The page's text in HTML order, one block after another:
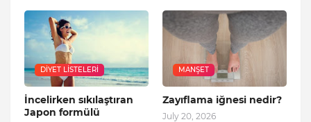
DIYET LISTELERI
İncelirken sıkılaştıran
Japon formülü
MANŞET
Zayıflama iğnesi nedir?
July 20, 2026